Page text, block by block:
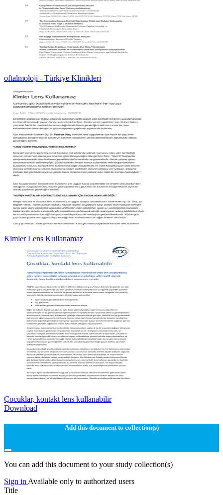
oftalmoloji - Türkiye Klinikleri
Kimler Lens Kullanamaz
Çocuklar, kontakt lens kullanabilir
Download
Add this document to collection(s)
You can add this document to your study collection(s)
Sign in Available only to authorized users
Title